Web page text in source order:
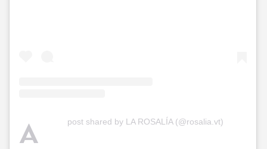
A post shared by LA ROSALÍA (@rosalia.vt)